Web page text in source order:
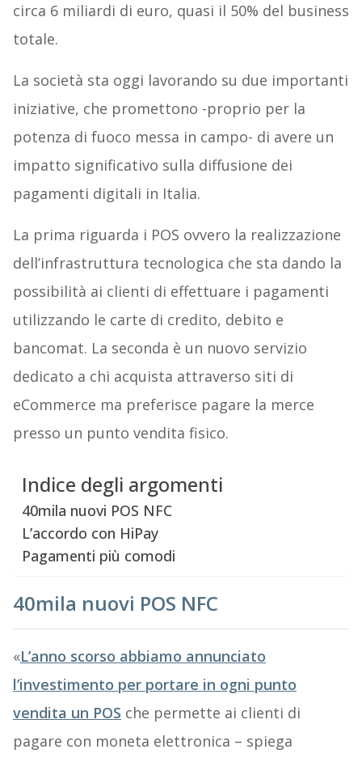
circa 6 miliardi di euro, quasi il 50% del business
totale.
La società sta oggi lavorando su due importanti
iniziative, che promettono -proprio per la
potenza di fuoco messa in campo- di avere un
impatto significativo sulla diffusione dei
pagamenti digitali in Italia.
La prima riguarda i POS ovvero la realizzazione
dell’infrastruttura tecnologica che sta dando la
possibilità ai clienti di effettuare i pagamenti
utilizzando le carte di credito, debito e
bancomat. La seconda è un nuovo servizio
dedicato a chi acquista attraverso siti di
eCommerce ma preferisce pagare la merce
presso un punto vendita fisico.
Indice degli argomenti
40mila nuovi POS NFC
L’accordo con HiPay
Pagamenti più comodi
40mila nuovi POS NFC
«L’anno scorso abbiamo annunciato
l’investimento per portare in ogni punto
vendita un POS che permette ai clienti di
pagare con moneta elettronica – spiega